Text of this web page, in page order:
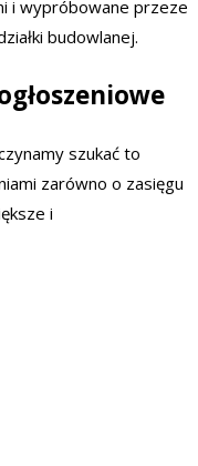
i wypróbowane przeze
budowlanej.
szukać to
zarówno o zasięgu
i